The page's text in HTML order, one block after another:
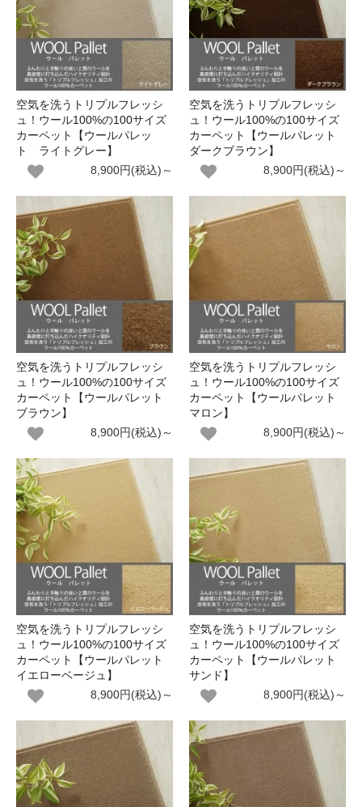
空気を洗うトリプルフレッシ
ュ！ウール100%の100サイズ
カーペット【ウールパレッ
ト ライトグレー】
8,900円(税込)～
空気を洗うトリプルフレッシ
ュ！ウール100%の100サイズ
カーペット【ウールパレット
ダークブラウン】
8,900円(税込)～
空気を洗うトリプルフレッシ
ュ！ウール100%の100サイズ
カーペット【ウールパレット
ブラウン】
8,900円(税込)～
空気を洗うトリプルフレッシ
ュ！ウール100%の100サイズ
カーペット【ウールパレット
マロン】
8,900円(税込)～
空気を洗うトリプルフレッシ
ュ！ウール100%の100サイズ
カーペット【ウールパレット
イエローベージュ】
8,900円(税込)～
空気を洗うトリプルフレッシ
ュ！ウール100%の100サイズ
カーペット【ウールパレット
サンド】
8,900円(税込)～